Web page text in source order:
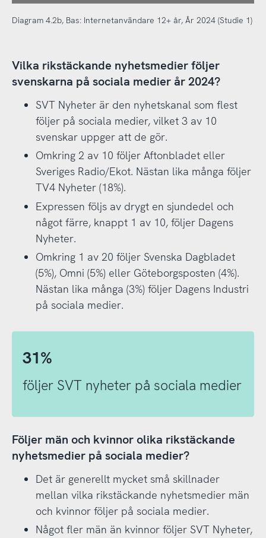
Diagram 4.2b, Bas: Internetanvändare 12+ år, År 2024 (Studie 1)
Vilka rikstäckande nyhetsmedier följer
svenskarna på sociala medier år 2024?
SVT Nyheter är den nyhetskanal som flest
följer på sociala medier, vilket 3 av 10
svenskar uppger att de gör.
Omkring 2 av 10 följer Aftonbladet eller
Sveriges Radio/Ekot. Nästan lika många följer
TV4 Nyheter (18%).
Expressen följs av drygt en sjundedel och
något färre, knappt 1 av 10, följer Dagens
Nyheter.
Omkring 1 av 20 följer Svenska Dagbladet
(5%), Omni (5%) eller Göteborgsposten (4%).
Nästan lika många (3%) följer Dagens Industri
på sociala medier.
31%
följer SVT nyheter på sociala medier
Följer män och kvinnor olika rikstäckande
nyhetsmedier på sociala medier?
Det är generellt mycket små skillnader
mellan vilka rikstäckande nyhetsmedier män
och kvinnor följer på sociala medier.
Något fler män än kvinnor följer SVT Nyheter,